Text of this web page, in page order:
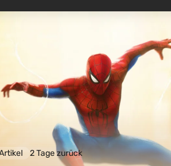
2 Tage zurück